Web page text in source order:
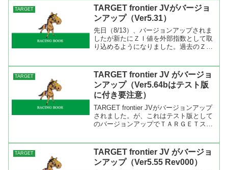
が、どちらも系統ごとにまとめてありま
す。Ａタイプはグラデーション風にＢタ
イプは同系色で。同系色でまとめたＢタ
イプを主に使用しているのですが、今度
のリビジョンアップで血統表からどの系
統かが分かるようになりました。これ
TARGET
TARGET frontier JVがバージョ
ンアップ（Ver5.31）
先日（8/13）、バージョンアップされま
したが新たにＺＩ値を外部指数として取
り込めるようになりました。過去のＺＩ
ひとつが集計・分析できるようになった
のは...
TARGET
TARGET frontier JV がバージョ
ンアップ（Ver5.64bはテスト版
に付き要注意）
TARGET frontier JVがバージョンアップ
されました。が、これはテスト版として
のバージョンアップでＴＡＲＧＥＴスキ
BLITZさんのブログ（久根崎透の週刊競
馬:T...
TARGET
TARGET frontier JV がバージョ
ンアップ（Ver5.55 Rev000）